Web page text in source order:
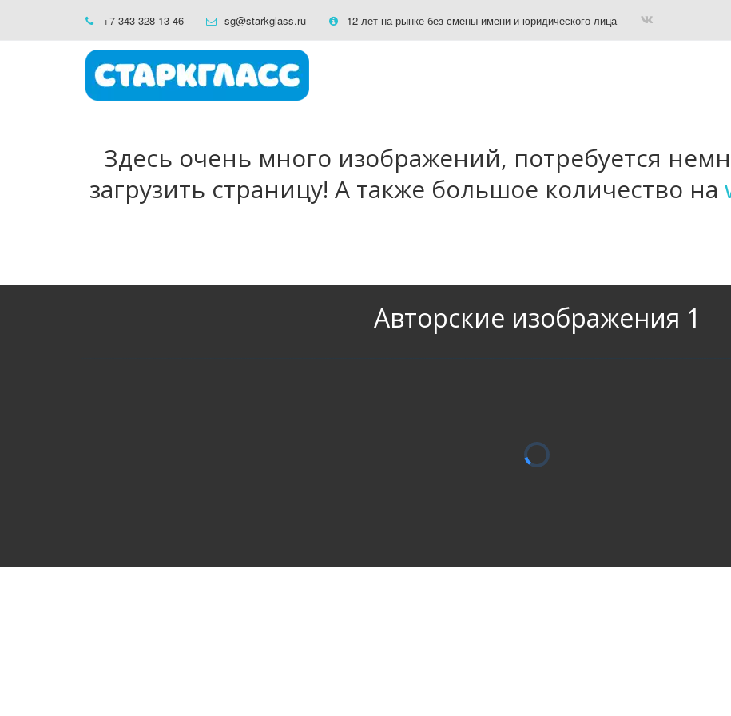
+7 343 328 13 46 sg@starkglass.ru 12 лет на рынке без смены имени и юридического лица
Здесь очень много изображений, потребуется
загрузить страницу! А также большое количество на
Авторские изображения 1